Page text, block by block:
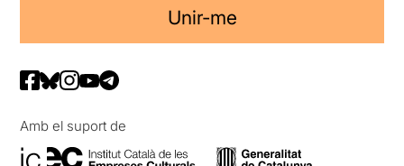
Unir-me
Amb el suport de